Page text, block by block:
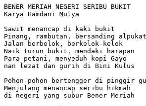
BENER MERIAH NEGERI SERIBU BUKIT
Karya Hamdani Mulya
Sawit menancap di kaki bukit
Pinang, rambutan, bersanding alpukat
Jalan berbelok, berkelok-kelok
Naik turun bukit, mendaki harapan
Para petani, menyeduh kopi Gayo
nan lezat dan gurih di Bini Kulus
Pohon-pohon bertengger di pinggir
Menjulang menancap seribu hikmah
di negeri yang subur Bener Meriah